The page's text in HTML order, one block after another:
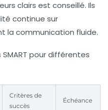
clairs est conseillé. Ils
continue sur
la communication fluide.
pour différentes
Critères de
succès
Échéance